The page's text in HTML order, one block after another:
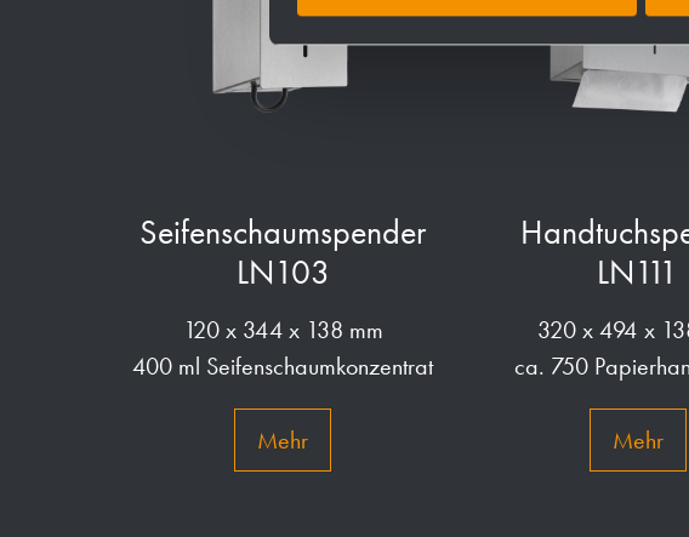
Seifenschaumspender
LN103
120 x 344 x 138 mm
400 ml Seifenschaumkonzentrat
Mehr
LN111
320 x 494 x
ca. 750
Mehr